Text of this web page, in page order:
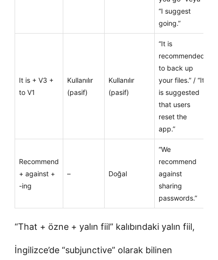
“I suggest
going.”
It is + V3 +
to V1
Kullanılır
(pasif)
Kullanılır
(pasif)
“It is
recommended
to back up
your files.” / “It
is suggested
that users
reset the
app.”
Recommend
+ against +
-ing
– Doğal
“We
recommend
against
sharing
passwords.”
“That + özne + yalın fiil” kalıbındaki yalın fiil,
İngilizce’de “subjunctive” olarak bilinen